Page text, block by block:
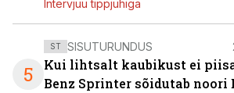
Intervjuu tippjuhiga
5
ST SISUTURUNDUS
Kui lihtsalt kaubikust ei
Benz Sprinter sõidutab noori